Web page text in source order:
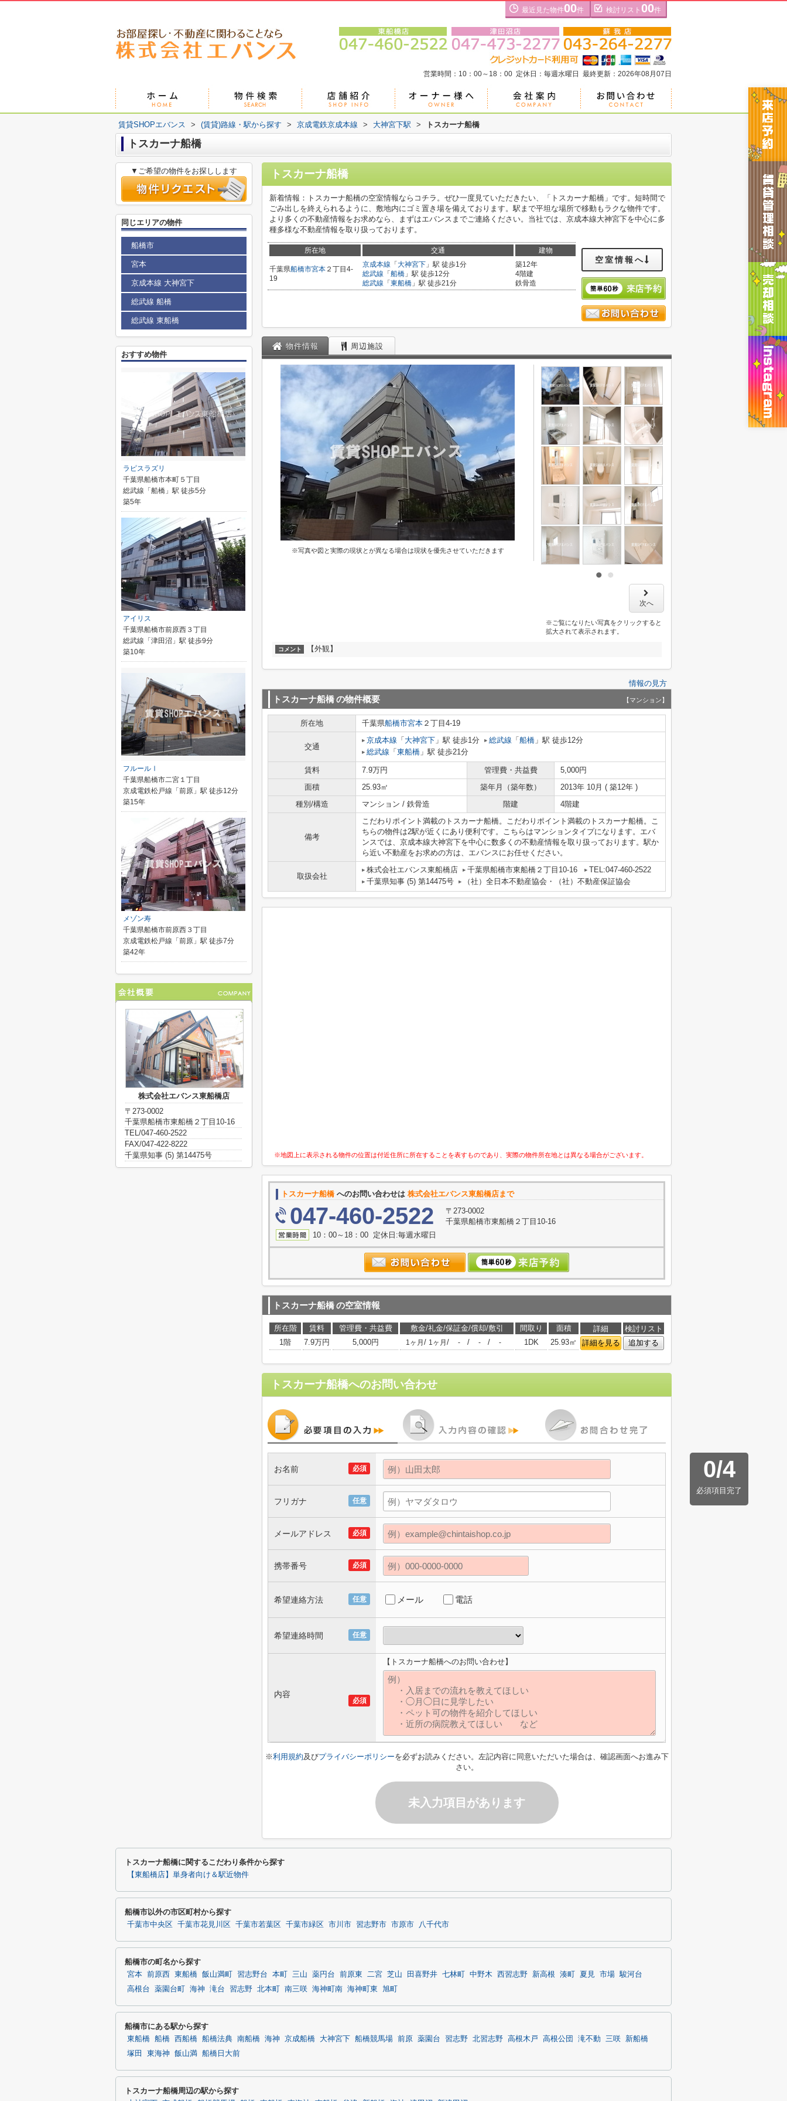
最近見た物件00件 検討リスト 00件
営業時間：10：00～18：00 定休日：毎週水曜日 最終更新：2026年08月07日
賃貸SHOPエバンス > (賃貸)路線・駅から探す > 京成電鉄京成本線 > 大神宮下駅 > トスカーナ船橋
トスカーナ船橋
トスカーナ船橋
新着情報：トスカーナ船橋の空室情報ならコチラ。ぜひ一度見ていただきたい、「トスカーナ船橋」です。短時間で
ごみ出しを終えられるように、敷地内にゴミ置き場を備えております。駅まで平坦な場所で移動もラクな物件です。
より多くの不動産情報をお求めなら、まずはエバンスまでご連絡ください。当社では、京成本線大神宮下を中心に多
種多様な不動産情報を取り扱っております。
所在地 交通 建物
千葉県船橋市宮本 ２丁目4-
19
京成本線 「 大神宮下 」駅 徒歩1分
総武線 「 船橋 」駅 徒歩12分
総武線 「 東船橋 」駅 徒歩21分
築12年
4階建
鉄骨造
空室情報へ
物件情報 周辺施設
※写真や図と実際の現状とが異なる場合は現状を優先させていただきます
次へ
※ご覧になりたい写真をクリックすると
拡大されて表示されます。
コメント 【外観】
情報の見方
トスカーナ船橋の物件概要 【マンション】
所在地 千葉県船橋市宮本 ２丁目4-19
交通
京成本線 「 大神宮下 」駅 徒歩1分 総武線 「 船橋 」駅 徒歩12分
総武線 「 東船橋 」駅 徒歩21分
賃料 7.9万円 管理費・共益費
5,000円
面積
25.93㎡ 築年月（築年数）
2013年 10月 ( 築12年 )
種別/構造
マンション / 鉄骨造 階建 4階建
備考
こだわりポイント満載のトスカーナ船橋。こだわりポイント満載のトスカーナ船橋。こ
ちらの物件は2駅が近くにあり便利です。こちらはマンションタイプになります。エバ
ンスでは、京成本線大神宮下を中心に数多くの不動産情報を取り扱っております。駅か
ら近い不動産をお求めの方は、エバンスにお任せください。
取扱会社
株式会社エバンス東船橋店 千葉県船橋市東船橋２丁目10-16
TEL:047-460-2522
千葉県知事 (5) 第14475号
（社）全日本不動産協会・（社）不動産保証協会
※地図上に表示される物件の位置は付近住所に所在することを表すものであり、実際の物件所在地とは異なる場合がございます。
トスカーナ船橋 へのお問い合わせは 株式会社エバンス東船橋店まで
047-460-2522
〒273-0002
千葉県船橋市東船橋２丁目10-16
10：00～18：00 定休日:毎週水曜日
トスカーナ船橋の空室情報
所在階 賃料 管理費・共益費 敷金/礼金/保証金/償却/敷引 間取り 面積 詳細
検討リスト
1階
7.9万円 5,000円 1ヶ月 / 1ヶ月 / - / - / - 1DK 25.93㎡ 詳細を見る 追加する
トスカーナ船橋へのお問い合わせ
0/4
必須項目完了
必須
お名前
任意
フリガナ
必須
メールアドレス
必須
携帯番号
任意
希望連絡方法 メール 電話
任意
希望連絡時間
必須
内容
【トスカーナ船橋へのお問い合わせ】
※利用規約及びプライバシーポリシーを必ずお読みください。左記内容に同意いただいた場合は、確認画面へお進み下
さい。
未入力項目があります
▼ご希望の物件をお探しします
同じエリアの物件
船橋市
宮本
京成本線 大神宮下
総武線 船橋
総武線 東船橋
おすすめ物件
ラピスラズリ
千葉県船橋市本町５丁目
総武線「船橋」駅 徒歩5分
築5年
アイリス
千葉県船橋市前原西３丁目
総武線「津田沼」駅 徒歩9分
築10年
フルールⅠ
千葉県船橋市二宮１丁目
京成電鉄松戸線「前原」駅 徒歩12分
築15年
メゾン寿
千葉県船橋市前原西３丁目
京成電鉄松戸線「前原」駅 徒歩7分
築42年
株式会社エバンス東船橋店
〒273-0002
千葉県船橋市東船橋２丁目10-16
TEL/047-460-2522
FAX/047-422-8222
千葉県知事 (5) 第14475号
トスカーナ船橋に関するこだわり条件から探す
【東船橋店】単身者向け＆駅近物件
船橋市以外の市区町村から探す
千葉市中央区 千葉市花見川区 千葉市若葉区 千葉市緑区 市川市 習志野市 市原市 八千代市
船橋市の町名から探す
宮本 前原西 東船橋 飯山満町 習志野台 本町 三山 薬円台 前原東 二宮 芝山 田喜野井 七林町 中野木 西習志野 新高根 湊町 夏見 市場 駿河台
高根台
薬園台町 海神 滝台 習志野 北本町 南三咲 海神町南 海神町東 旭町
船橋市にある駅から探す
東船橋 船橋 西船橋 船橋法典 南船橋 海神 京成船橋 大神宮下 船橋競馬場 前原 薬園台 習志野 北習志野 高根木戸 高根公団 滝不動 三咲
新船橋
塚田
東海神 飯山満 船橋日大前
トスカーナ船橋周辺の駅から探す